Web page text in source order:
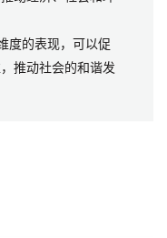
度的表现，可以促
推动社会的和谐发